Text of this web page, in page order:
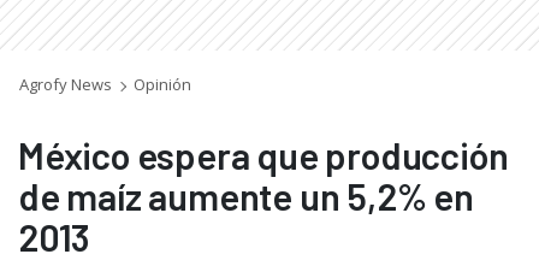
Agrofy News Opinión
México espera que producción
de maíz aumente un 5,2% en
2013